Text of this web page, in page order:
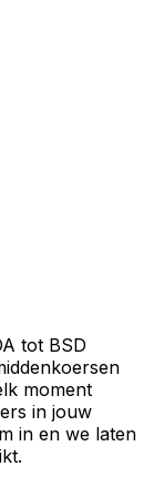
tot BSD
moment
in jouw
in en we laten